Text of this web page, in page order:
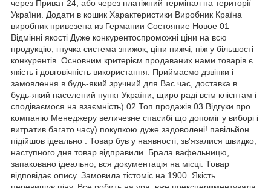
через Приват 24, або через платіжний термінал на території
України. Додати в кошик Характеристики Виробник Країна
виробник привезена из Германии Состояние Hовое 01
Відмінні якості Дуже конкурентоспроможні ціни на всю
продукцію, гнучка система знижок, ціни нижчі, ніж у більшості
конкурентів. Основним критерієм продаваних нами товарів є
якість і довговічність використання. Приймаємо дзвінки і
замовлення в будь-який зручний для Вас час, доставка в
будь-який населений пункт України, щиро раді всім клієнтам і
сподіваємося на взаємність) 02 Топ продажів 03 Відгуки про
компанію Менеджеру величезне спасибі що допоміг у виборі і
витратив багато часу) покупкою дуже задоволені! павільйон
підійшов ідеально . Товар був у наявності, зв'язалися швидко,
наступного дня товар відправили. Брала вафельницю,
запаковано ідеально, вся документація на місці. Товар
відповідає опису. Замовила тістоміс на 1900. Якість